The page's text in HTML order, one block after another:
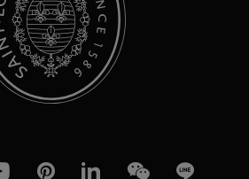
YouTubePinterestlinkedInWeChatLine